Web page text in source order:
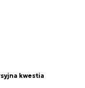
kwestia